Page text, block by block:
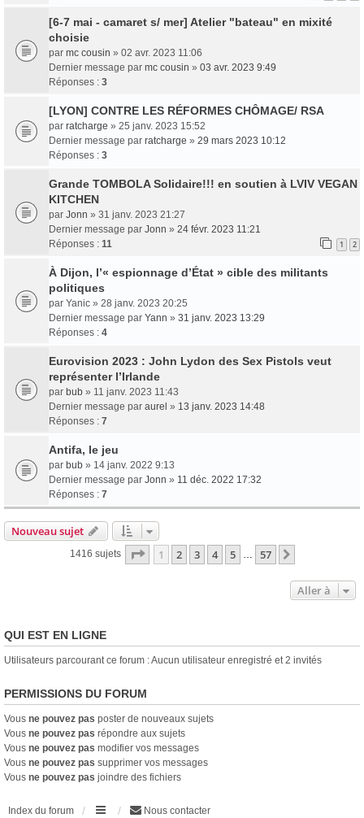
[6-7 mai - camaret s/ mer] Atelier "bateau" en mixité
choisie
par mc cousin » 02 avr. 2023 11:06
Dernier message par mc cousin » 03 avr. 2023 9:49
Réponses : 3
[LYON] CONTRE LES RÉFORMES CHÔMAGE/ RSA
par ratcharge » 25 janv. 2023 15:52
Dernier message par ratcharge » 29 mars 2023 10:12
Réponses : 3
Grande TOMBOLA Solidaire!!! en soutien à LVIV VEGAN
KITCHEN
par Jonn » 31 janv. 2023 21:27
Dernier message par Jonn » 24 févr. 2023 11:21
Réponses : 11 1 2
À Dijon, l’« espionnage d’État » cible des militants
politiques
par Yanic » 28 janv. 2023 20:25
Dernier message par Yann » 31 janv. 2023 13:29
Réponses : 4
Eurovision 2023 : John Lydon des Sex Pistols veut
représenter l’Irlande
par bub » 11 janv. 2023 11:43
Dernier message par aurel » 13 janv. 2023 14:48
Réponses : 7
Antifa, le jeu
par bub » 14 janv. 2022 9:13
Dernier message par Jonn » 11 déc. 2022 17:32
Réponses : 7
Nouveau sujet
1416 sujets Page 1sur57
1 2 3 4 5 … 57
Aller à
QUI EST EN LIGNE
Utilisateurs parcourant ce forum : Aucun utilisateur enregistré et 2 invités
PERMISSIONS DU FORUM
Vous ne pouvez pas poster de nouveaux sujets
Vous ne pouvez pas répondre aux sujets
Vous ne pouvez pas modifier vos messages
Vous ne pouvez pas supprimer vos messages
Vous ne pouvez pas joindre des fichiers
Index du forum Nous contacter